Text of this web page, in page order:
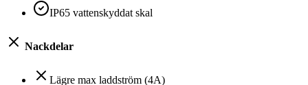
IP65 vattenskyddat skal
Nackdelar
Lägre max laddström (4A)